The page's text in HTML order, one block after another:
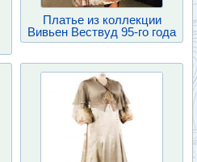
Платье из коллекции
Вивьен Вествуд 95-го года